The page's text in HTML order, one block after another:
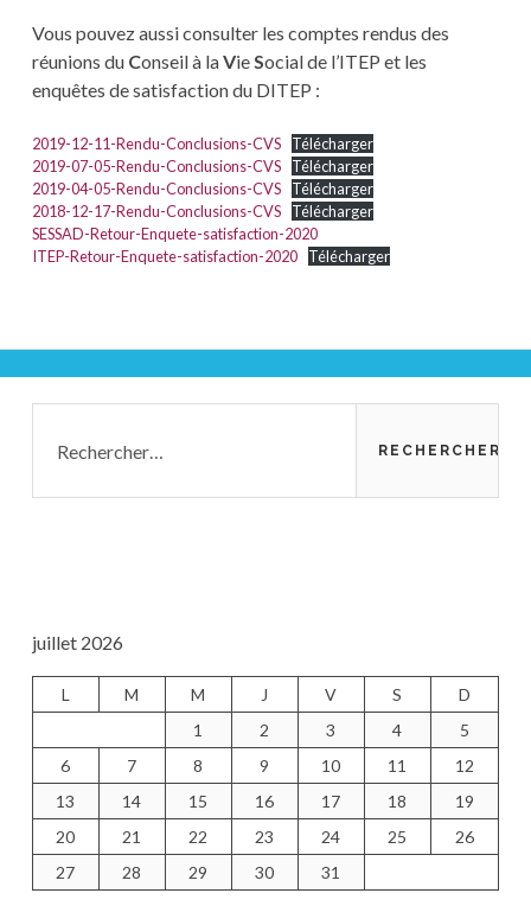
Vous pouvez aussi consulter les comptes rendus des
réunions du Conseil à laVie Social de l’ITEP et les
enquêtes de satisfaction du DITEP :
2019-12-11-Rendu-Conclusions-CVS
Télécharger
2019-07-05-Rendu-Conclusions-CVS
Télécharger
2019-04-05-Rendu-Conclusions-CVS
Télécharger
2018-12-17-Rendu-Conclusions-CVS
Télécharger
SESSAD-Retour-Enquete-satisfaction-2020
ITEP-Retour-Enquete-satisfaction-2020
Télécharger
latérale
principale
juillet 2026
L M M J V S
D
1
2 3 4
5
6
7 8 9 10 11
12
13
14 15 16 17 18
19
20
21 22 23 24 25
26
27
28 29 30 31